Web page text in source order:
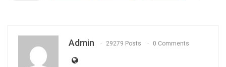
Admin 29279 Posts 0 Comments